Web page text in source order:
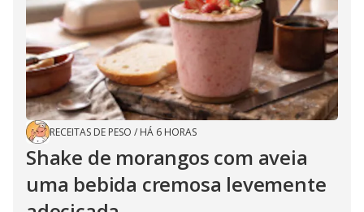
RECEITAS DE PESO / HÁ 6 HORAS
Shake de morangos com aveia
uma bebida cremosa levemente